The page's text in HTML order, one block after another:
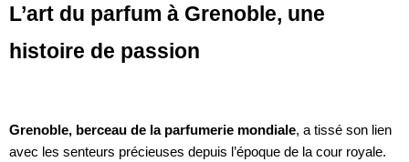
L’art du parfum à Grenoble, une
histoire de passion
Grenoble, berceau de la parfumerie mondiale, a tissé son lien
avec les senteurs précieuses depuis l’époque de la cour royale.